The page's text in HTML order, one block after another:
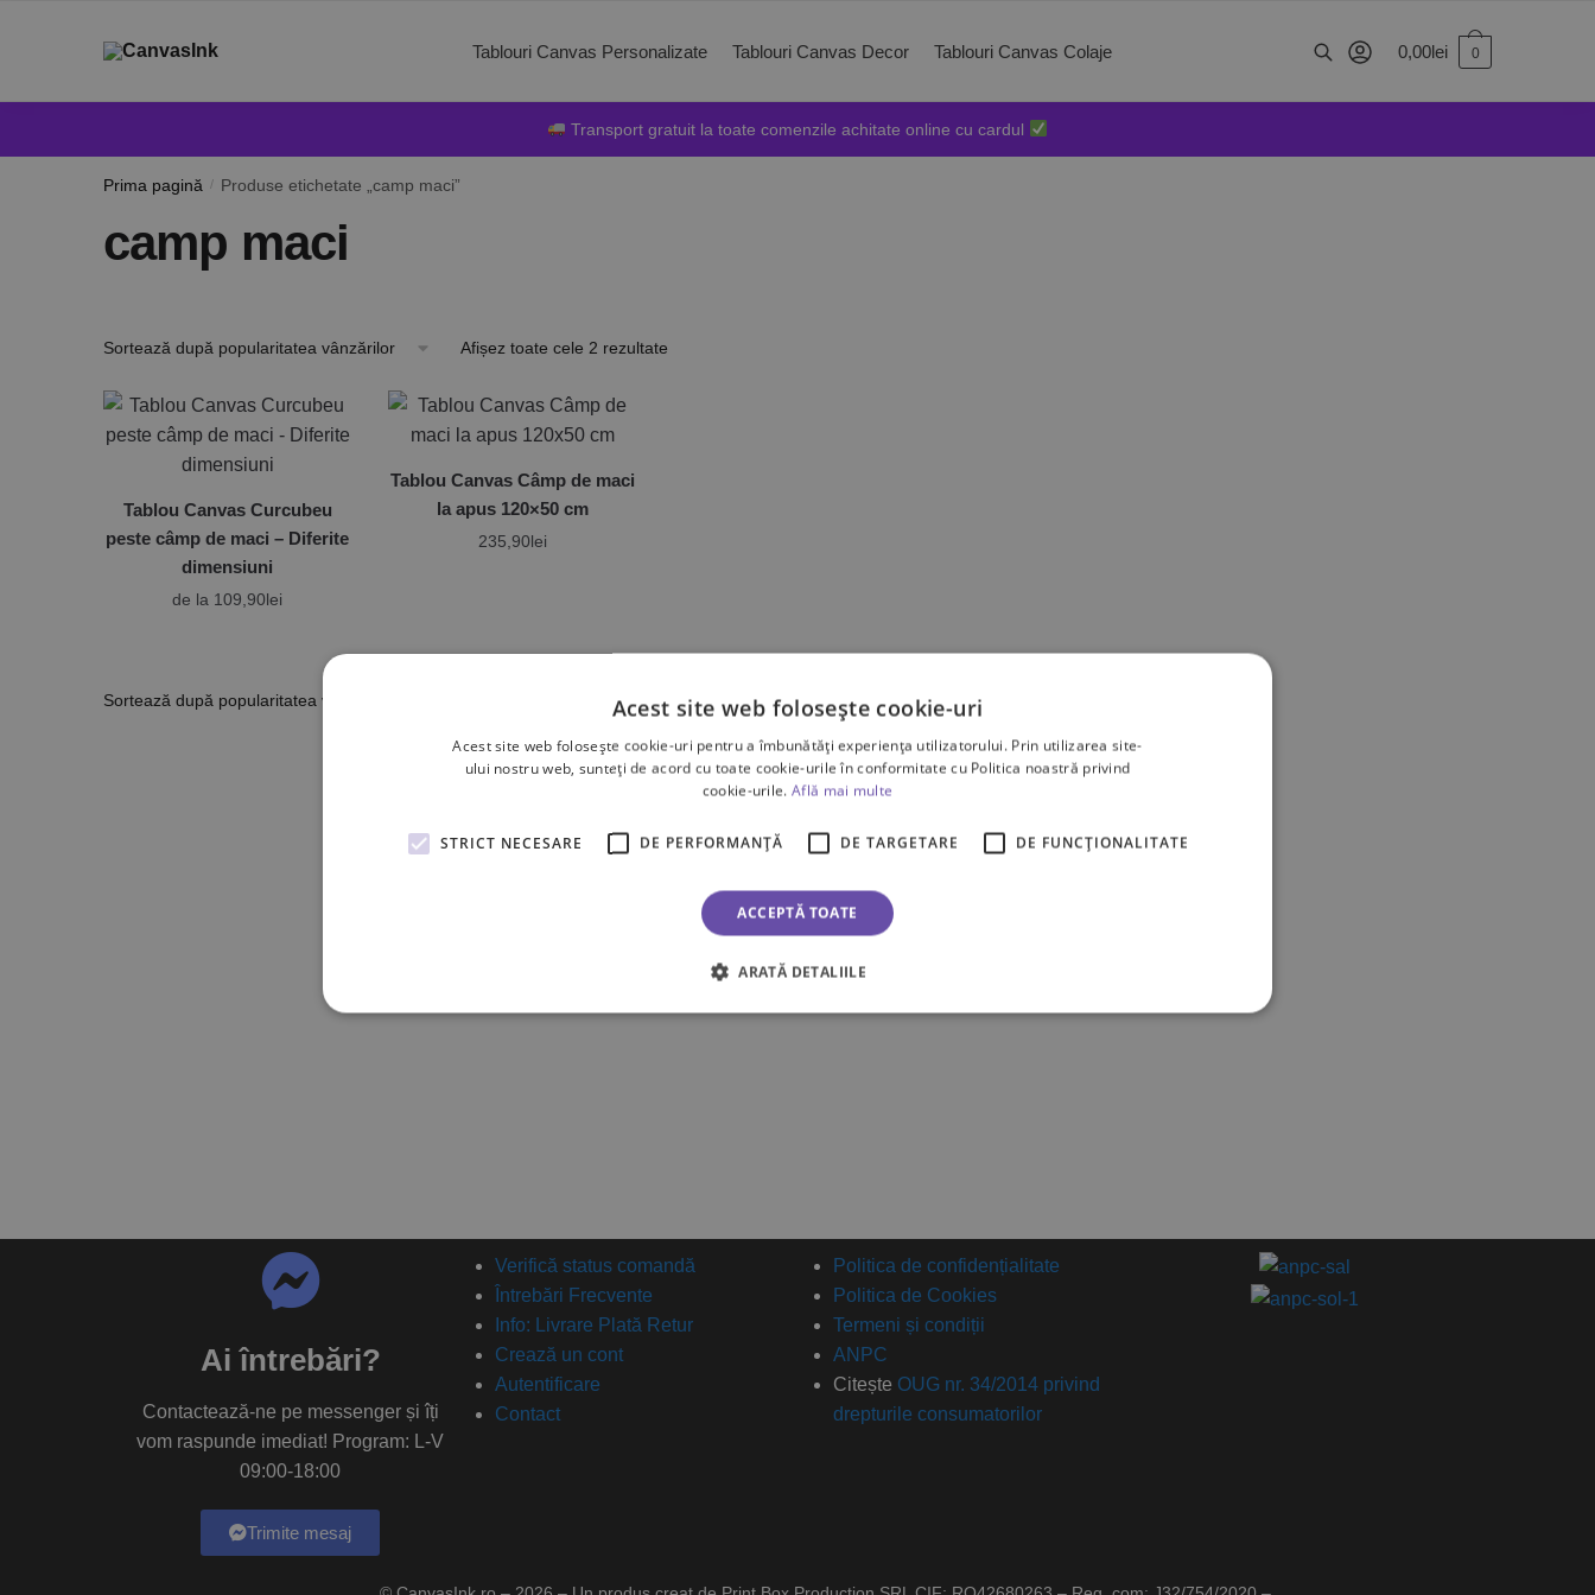
Tablouri Canvas Personalizate Tablouri Canvas Decor Tablouri Canvas Colaje 0,00lei 0
Transport gratuit la toate comenzile achitate online cu cardul
Prima pagină / Produse etichetate „camp maci”
camp maci
Afișez toate cele 2 rezultate
Tablou Canvas Curcubeu
peste câmp de maci – Diferite
dimensiuni
de la 109,90lei
Tablou Canvas Câmp de maci
la apus 120×50 cm
235,90lei
Afișez toate cele 2 rezultate
Ai întrebări?
Contactează-ne pe messenger și îți
vom raspunde imediat! Program: L-V
09:00-18:00
Trimite mesaj
Verifică status comandă
Întrebări Frecvente
Info: Livrare Plată Retur
Crează un cont
Autentificare
Contact
Politica de confidențialitate
Politica de Cookies
Termeni și condiții
ANPC
Citește OUG nr. 34/2014 privind
drepturile consumatorilor
Acest site web folosește cookie-uri
Acest site web folosește cookie-uri pentru a îmbunătăți experiența utilizatorului. Prin utilizarea site-
ului nostru web, sunteți de acord cu toate cookie-urile în conformitate cu Politica noastră privind
cookie-urile. Află mai multe
STRICT NECESARE DE PERFORMANȚĂ DE TARGETARE DE FUNCŢIONALITATE
ACCEPTĂ TOATE
ARATĂ DETALIILE